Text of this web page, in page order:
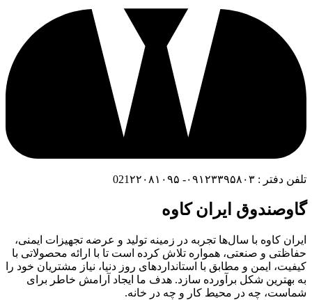
تلفن دفتر : ۰۹۱۲۳۳۹۵۸۰۳- 021۲۲۰۸۱۰۹۵
گاوصندوق ایران کاوه
ایران کاوه با سال‌ها تجربه در زمینه تولید و عرضه تجهیزات ایمنی،
حفاظتی و صنعتی، همواره تلاش کرده است تا با ارائه محصولاتی با
کیفیت، ایمن و مطابق با استانداردهای روز دنیا، نیاز مشتریان خود را
به بهترین شکل برآورده سازد. هدف ما ایجاد آرامش خاطر برای
شماست، چه در محیط کار و چه در خانه.